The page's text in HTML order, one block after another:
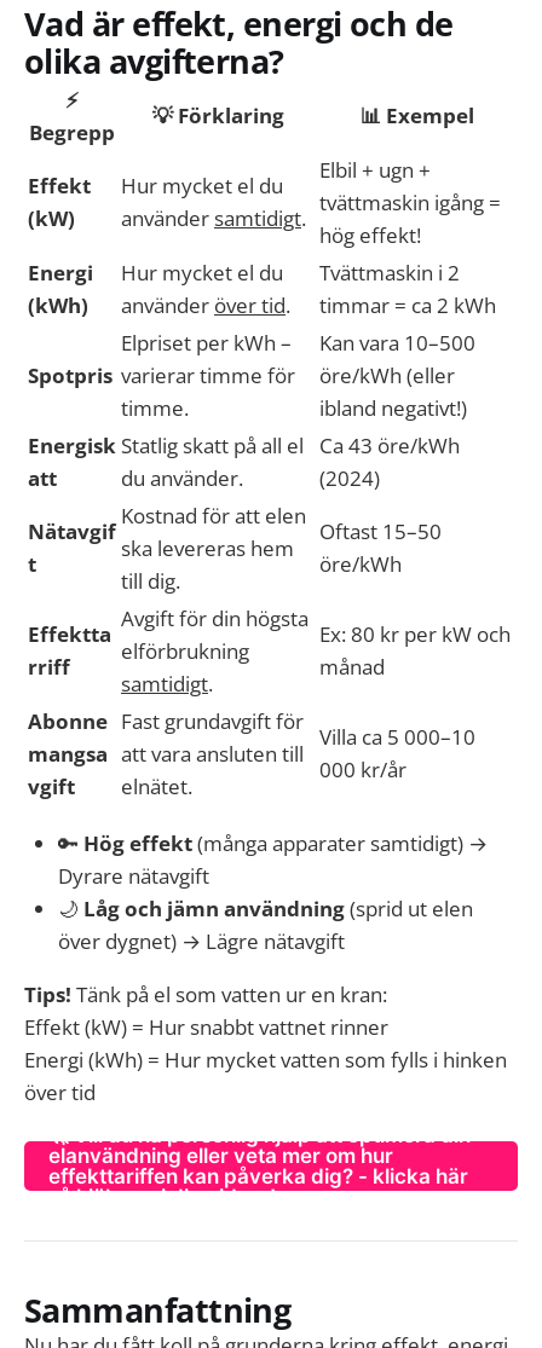
Vad är effekt, energi och de
olika avgifterna?
⚡
Begrepp
💡 Förklaring 📊 Exempel
Effekt
(kW)
Hur mycket el du
användersamtidigt.
Elbil + ugn +
tvättmaskin igång =
hög effekt!
Energi
(kWh)
Hur mycket el du
använder över tid.
Tvättmaskin i 2
timmar = ca 2 kWh
Spotpris
Elpriset per kWh –
varierar timme för
timme.
Kan vara 10–500
öre/kWh (eller
ibland negativt!)
Energisk
att
Statlig skatt på all el
du använder.
Ca 43 öre/kWh
(2024)
Nätavgif
t
Kostnad för att elen
ska levereras hem
till dig.
Oftast 15–50
öre/kWh
Effektta
rriff
Avgift för din högsta
elförbrukning
samtidigt.
Ex: 80 kr per kW och
månad
Abonne
mangsa
vgift
Fast grundavgift för
att vara ansluten till
elnätet.
Villa ca 5 000–10
000 kr/år
🔑 Hög effekt(många apparater samtidigt) →
Dyrare nätavgift
🌙 Låg och jämn användning(sprid ut elen
över dygnet) → Lägre nätavgift
Tips! Tänk på el som vatten ur en kran:
Effekt (kW) = Hur snabbt vattnet rinner
Energi (kWh) = Hur mycket vatten som fylls i hinken
över tid
elanvändning eller veta mer om hur
effekttariffen kan påverka dig? - klicka här
så hjälper vi dig vidare!
Sammanfattning